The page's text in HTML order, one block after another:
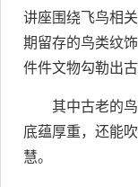
讲座围绕飞鸟相
期留存的鸟类纹
件件文物勾勒出
其中古老的
底蕴厚重，还能
慧。